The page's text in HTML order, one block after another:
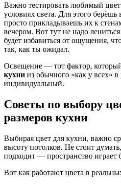
Важно тестировать любимый
условиях света. Для этого
просто прикладываешь их к
вечером. Вот тут не надо
будет избавиться от ощущения,
так, как ты ожидал.
Освещение — тот фактор,
кухни из обычного «как у всех» в
индивидуальный.
Советы по выбору
размеров кухни
Выбирая цвет для кухни, важно
высоту потолков. Не стоит
подходит — пространство играет
Вот как работают цвета в